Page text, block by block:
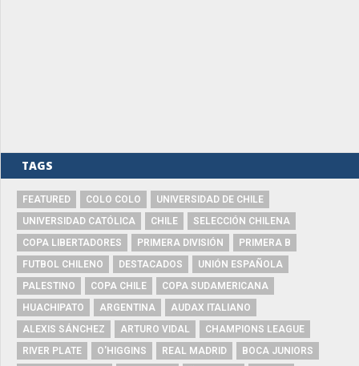
TAGS
FEATURED COLO COLO
UNIVERSIDAD DE CHILE
UNIVERSIDAD CATÓLICA
CHILE
SELECCIÓN CHILENA
COPA LIBERTADORES
PRIMERA DIVISIÓN
PRIMERA B
FUTBOL CHILENO
DESTACADOS
UNIÓN ESPAÑOLA
PALESTINO
COPA CHILE
COPA SUDAMERICANA
HUACHIPATO
ARGENTINA
AUDAX ITALIANO
ALEXIS SÁNCHEZ
ARTURO VIDAL
CHAMPIONS LEAGUE
RIVER PLATE
O'HIGGINS REAL MADRID
BOCA JUNIORS